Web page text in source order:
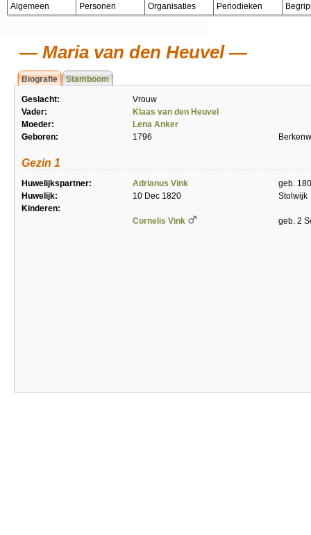
Algemeen Personen Organisaties Periodieken
Maria van den Heuvel
Biografie Stamboom
Geslacht:
Vrouw
Vader:
Klaas van den Heuvel
Moeder:
Lena Anker
Geboren:
1796
Gezin 1
Huwelijkspartner: Adrianus Vink
geb.
Huwelijk:
10 Dec 1820
Stolwijk
Kinderen:
Cornelis Vink
geb. 2